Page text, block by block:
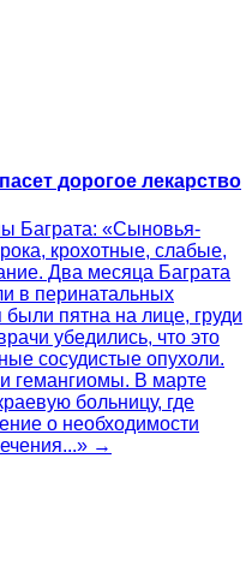
дорогое лекарство
Баграта: «Сыновья-
крохотные, слабые,
Два месяца Баграта
в перинатальных
пятна на лице, груди
убедились, что это
сосудистые опухоли.
гемангиомы. В марте
больницу, где
о необходимости
→